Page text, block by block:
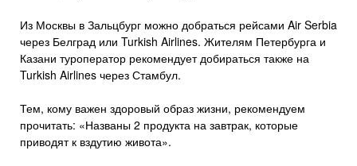
Из Москвы в Зальцбург можно добраться рейсами Air Serbia
через Белград или Turkish Airlines. Жителям Петербурга и
Казани туроператор рекомендует добираться также на
Turkish Airlines через Стамбул.
Тем, кому важен здоровый образ жизни, рекомендуем
прочитать: «Названы 2 продукта на завтрак, которые
приводят к вздутию живота».